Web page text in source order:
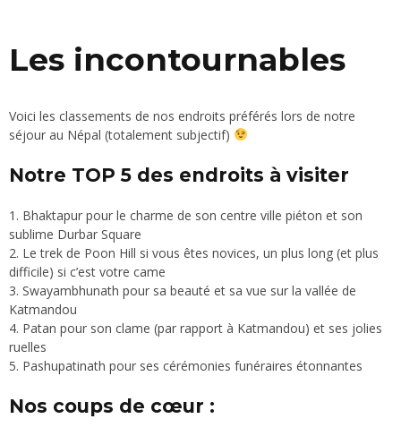
Les incontournables
Voici les classements de nos endroits préférés lors de notre
séjour au Népal (totalement subjectif)
Notre TOP 5 des endroits à visiter
Bhaktapur pour le charme de son centre ville piéton et son
sublime Durbar Square
Le trek de Poon Hill si vous êtes novices, un plus long (et plus
difficile) si c’est votre came
Swayambhunath pour sa beauté et sa vue sur la vallée de
Katmandou
Patan pour son clame (par rapport à Katmandou) et ses jolies
ruelles
Pashupatinath pour ses cérémonies funéraires étonnantes
Nos coups de cœur :